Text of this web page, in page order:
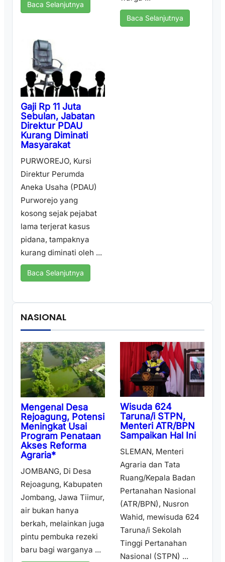
Baca Selanjutnya
Baca Selanjutnya
Gaji Rp 11 Juta
Sebulan, Jabatan
Direktur PDAU
Kurang Diminati
Masyarakat
PURWOREJO, Kursi
Direktur Perumda
Aneka Usaha (PDAU)
Purworejo yang
kosong sejak pejabat
lama terjerat kasus
pidana, tampaknya
kurang diminati oleh ...
Baca Selanjutnya
NASIONAL
Mengenal Desa
Rejoagung, Potensi
Meningkat Usai
Program Penataan
Akses Reforma
Agraria*
JOMBANG, Di Desa
Rejoagung, Kabupaten
Jombang, Jawa Tiimur,
air bukan hanya
berkah, melainkan juga
pintu pembuka rezeki
baru bagi warganya ...
Wisuda 624
Taruna/i STPN,
Menteri ATR/BPN
Sampaikan Hal Ini
SLEMAN, Menteri
Agraria dan Tata
Ruang/Kepala Badan
Pertanahan Nasional
(ATR/BPN), Nusron
Wahid, mewisuda 624
Taruna/i Sekolah
Tinggi Pertanahan
Nasional (STPN) ...